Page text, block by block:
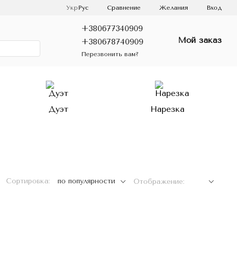
УкрРус Сравнение Желания Вход
+380677340909
+380678740909
Перезвонить вам?
Мой заказ
Дуэт Нарезка
Сортировка: по популярности Отображение: